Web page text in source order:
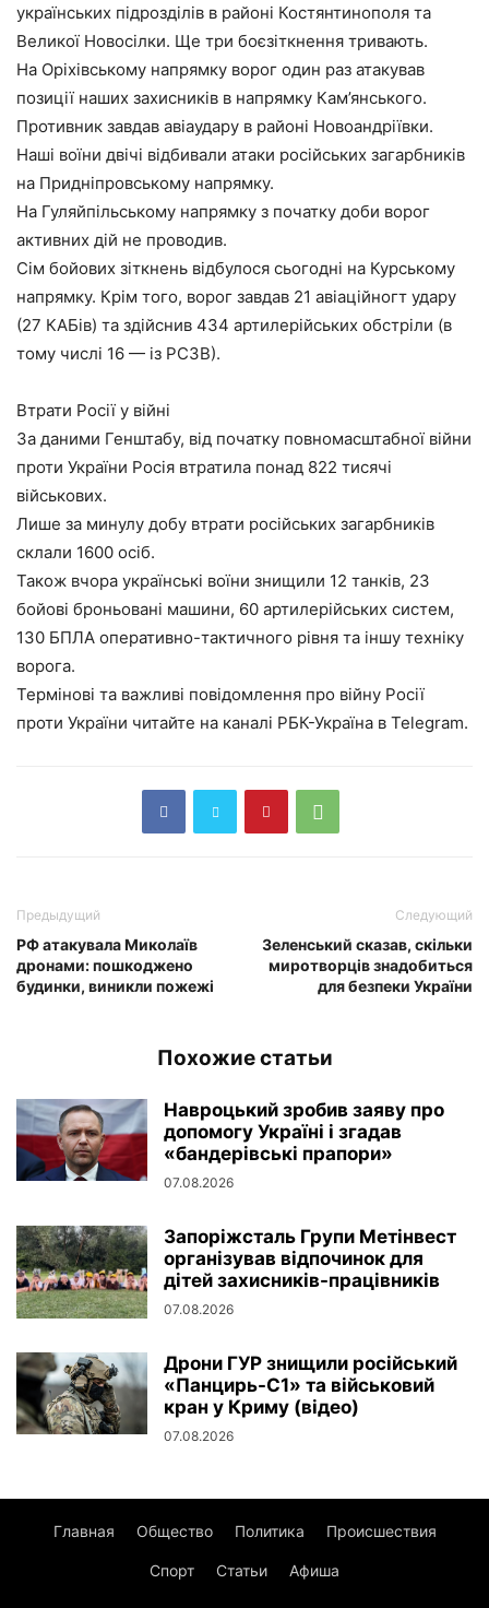
українських підрозділів в районі Костянтинополя та
Великої Новосілки. Ще три боєзіткнення тривають.
На Оріхівському напрямку ворог один раз атакував
позиції наших захисників в напрямку Кам’янського.
Противник завдав авіаудару в районі Новоандріївки.
Наші воїни двічі відбивали атаки російських загарбників
на Придніпровському напрямку.
На Гуляйпільському напрямку з початку доби ворог
активних дій не проводив.
Сім бойових зіткнень відбулося сьогодні на Курському
напрямку. Крім того, ворог завдав 21 авіаційногт удару
(27 КАБів) та здійснив 434 артилерійських обстріли (в
тому числі 16 — із РСЗВ).
Втрати Росії у війні
За даними Генштабу, від початку повномасштабної війни
проти України Росія втратила понад 822 тисячі
військових.
Лише за минулу добу втрати російських загарбників
склали 1600 осіб.
Також вчора українські воїни знищили 12 танків, 23
бойові броньовані машини, 60 артилерійських систем,
130 БПЛА оперативно-тактичного рівня та іншу техніку
ворога.
Термінові та важливі повідомлення про війну Росії
проти України читайте на каналі РБК-Україна в Telegram.
Предыдущий
РФ атакувала Миколаїв
дронами: пошкоджено
будинки, виникли пожежі
Следующий
Зеленський сказав, скільки
миротворців знадобиться
для безпеки України
Похожие статьи
Навроцький зробив заяву про
допомогу Україні і згадав
«бандерівські прапори»
07.08.2026
Запоріжсталь Групи Метінвест
організував відпочинок для
дітей захисників-працівників
07.08.2026
Дрони ГУР знищили російський
«Панцирь-С1» та військовий
кран у Криму (відео)
07.08.2026
Главная Общество Политика Происшествия
Спорт Статьи Афиша